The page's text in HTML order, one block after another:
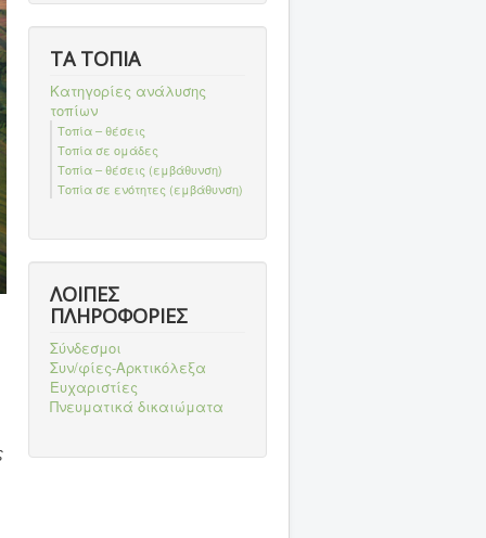
ΤΑ ΤΟΠΙΑ
Κατηγορίες ανάλυσης
τοπίων
Τοπία – θέσεις
Τοπία σε ομάδες
Τοπία – θέσεις (εμβάθυνση)
Τοπία σε ενότητες (εμβάθυνση)
ΛΟΙΠΕΣ
ΠΛΗΡΟΦΟΡΙΕΣ
Σύνδεσμοι
Συν/φίες-Αρκτικόλεξα
Ευχαριστίες
Πνευματικά δικαιώματα